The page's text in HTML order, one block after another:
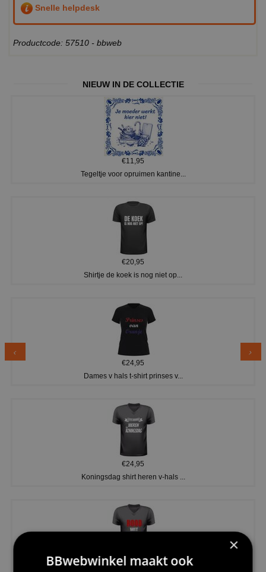
Snelle helpdesk
Productcode: 57510 - bbweb
NIEUW IN DE COLLECTIE
€11,95
Tegeltje voor opruimen kantine...
€20,95
Shirtje de koek is nog niet op...
€24,95
Dames v hals t-shirt prinses v...
€24,95
Koningsdag shirt heren v-hals ...
€24,95
×
BBwebwinkel maakt ook